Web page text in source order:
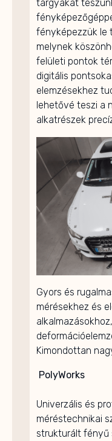
tárgyakat
fényképezzük le
melynek
felületi pontok
digitális
elemzésekhez
lehetővé teszi a
alkatrészek
Gyors és
mérésekhez és
Kimondottan
PolyWorks
Univerzális és
méréstechnikai
strukturált fényű